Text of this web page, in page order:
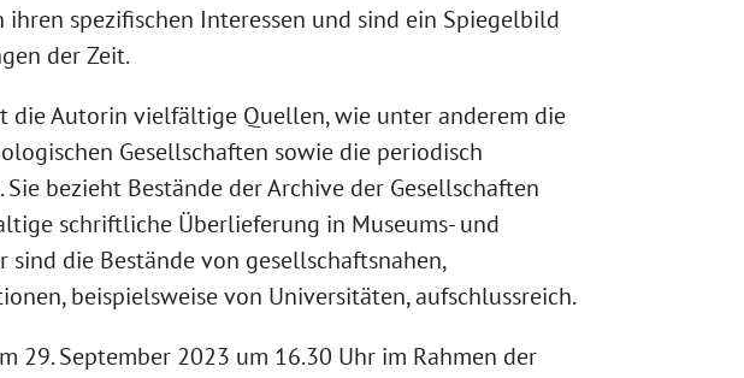
spezifischen Interessen und sind ein Spiegelbild
der Zeit.
die Autorin vielfältige Quellen, wie unter anderem die
Gesellschaften sowie die periodisch
bezieht Bestände der Archive der Gesellschaften
schriftliche Überlieferung in Museums- und
sind die Bestände von gesellschaftsnahen,
beispielsweise von Universitäten, aufschlussreich.
29. September 2023 um 16.30 Uhr im Rahmen der